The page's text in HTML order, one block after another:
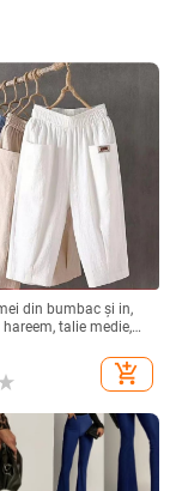
din bumbac și in,
talie medie,
casual
add_shopping_cart